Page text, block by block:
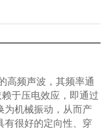
高频声波，其频率通
于压电效应，即通过
为机械振动，从而产
有很好的定向性、穿